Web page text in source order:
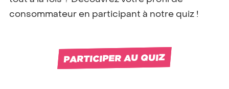
consommateur en participant à notre quiz !
PARTICIPER AU QUIZ